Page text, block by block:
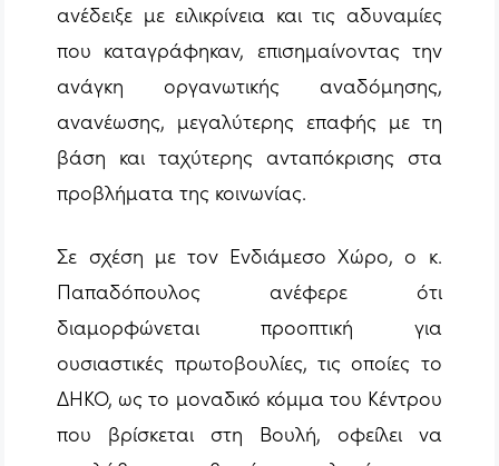
ανέδειξε με ειλικρίνεια και τις αδυναμίες
που καταγράφηκαν, επισημαίνοντας την
ανάγκη οργανωτικής αναδόμησης,
ανανέωσης, μεγαλύτερης επαφής με τη
βάση και ταχύτερης ανταπόκρισης στα
προβλήματα της κοινωνίας.
Σε σχέση με τον Ενδιάμεσο Χώρο, ο κ.
Παπαδόπουλος ανέφερε ότι
διαμορφώνεται προοπτική για
ουσιαστικές πρωτοβουλίες, τις οποίες το
ΔΗΚΟ, ως το μοναδικό κόμμα του Κέντρου
που βρίσκεται στη Βουλή, οφείλει να